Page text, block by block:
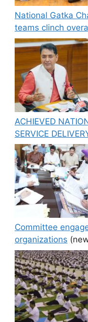
National Gatka
teams clinch
ACHIEVED
SERVICE
Committee
organizations